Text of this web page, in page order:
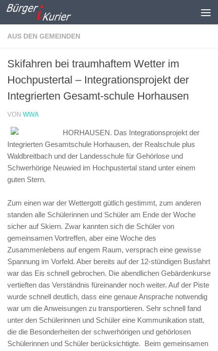
Zum Inhalt springen
AUS DEN GEMEINDEN
Skifahren bei traumhaftem Wetter im
Hochpustertal – Integrationsprojekt der
Integrierten Gesamt-schule Horhausen
VON WWA
HORHAUSEN. Das Integrationsprojekt der
Integrierten Gesamtschule Horhausen, der Realschule plus
Waldbreitbach und der Landesschule für Gehörlose und
Schwerhörige Neuwied im Hochpustertal stand unter einem
guten Stern.
Zum einen war der Wettergott gütlich gestimmt, zum anderen
standen alle Schülerinnen und Schüler am Ende der Woche
sicher auf Skiern. Zwar kannten sich die Schüler von
gemeinsamen Vortreffen, aber eine Woche des
Zusammenlebens auf engem Raum, versprach eine gewisse
Spannung im Vorfeld. Aber bereits auf der 12-stündigen Busfahrt
war das Eis schnell gebrochen. Die abendlichen Gebärdenkurse
vertieften das Verständnis füreinander noch weiter. Auf der Piste
wurde schnell deutlich, dass eine genaue Ansprache notwendig
war um die Anweisungen zu transportieren. Sehr schnell fand
unter den Schülerinnen und Schüler eine Kommunikation statt,
die die Besonderheiten der schwerhörigen und gehörlosen
Schülerinnen und Schüler berücksichtigte. Beim gemeinsamen